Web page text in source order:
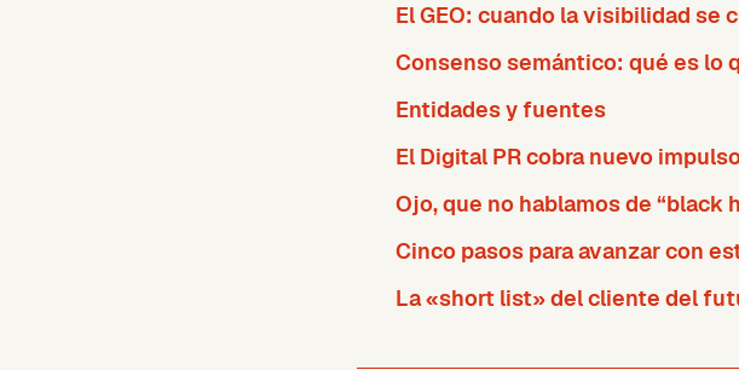
El GEO: cuando la visibilidad
Consenso semántico: qué es lo
Entidades y fuentes
El Digital PR cobra nuevo impulso
Ojo, que no hablamos de “black
Cinco pasos para avanzar con
La «short list» del cliente del